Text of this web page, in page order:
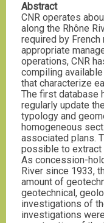
Abstract
CNR operates
along the Rhône
required by
appropriate
operations, CNR
compiling
that characterize
The first database
regularly update
typology and
homogeneous
associated plans.
possible to extract
As concession-
River since 1933,
amount of
geotechnical,
investigations of
investigations